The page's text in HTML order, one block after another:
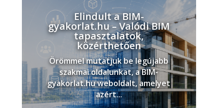
Elindult a BIM-
gyakorlat.hu – Valódi BIM
tapasztalatok,
közérthetően
Örömmel mutatjuk be legújabb
szakmai oldalunkat, a BIM-
gyakorlat.hu weboldalt, amelyet
azért...